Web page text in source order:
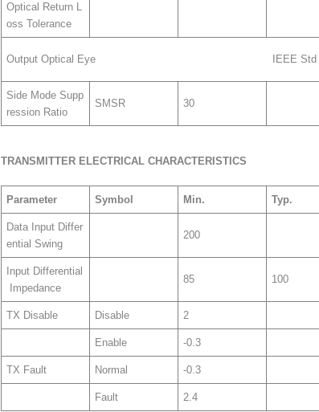
Optical Return L
oss Tolerance
Output Optical Eye IEEE Std
Side Mode Supp
ression Ratio
SMSR 30
TRANSMITTER ELECTRICAL CHARACTERISTICS
Parameter Symbol Min. Typ.
Data Input Differ
ential Swing
200
Input Differential
Impedance
85 100
TX Disable Disable 2
Enable -0.3
TX Fault Normal -0.3
Fault 2.4